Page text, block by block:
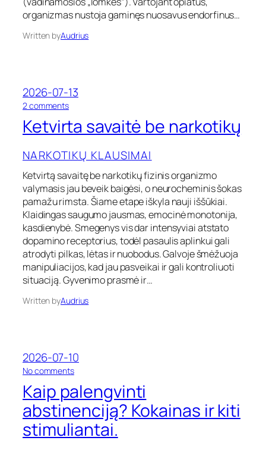
s
t
n
j
O
p
i
a
t
a
i
i
r
o
p
i
o
i
d
a
i
organizmas nustoja gaminęs nuosavus endorfinus…
Written byAudrius
2026-07-13
2 commentso
K
e
t
v
i
r
t
a
s
a
v
a
i
t
ė
b
e
k
o
t
i
k
ų
Ketvirta savaitė be narkotikų
NARKOTIKŲ KLAUSIMAI
Ketvirtą savaitę be narkotikų fizinis organizmo
valymasis jau beveik baigėsi, o neurocheminis šokas
pamažu rimsta. Šiame etape iškyla nauji iššūkiai.
Klaidingas saugumo jausmas, emocinė monotonija,
kasdienybė. Smegenys vis dar intensyviai atstato
dopamino receptorius, todėl pasaulis aplinkui gali
atrodyti pilkas, lėtas ir nuobodus. Galvoje šmėžuoja
manipuliacijos, kad jau pasveikai ir gali kontroliuoti
situaciją. Gyvenimo prasmė ir…
Written byAudrius
2026-07-10
No commentso
K
a
i
p
p
Kaip palengvinti
abstinenciją? Kokainas ir kiti
stimuliantai.